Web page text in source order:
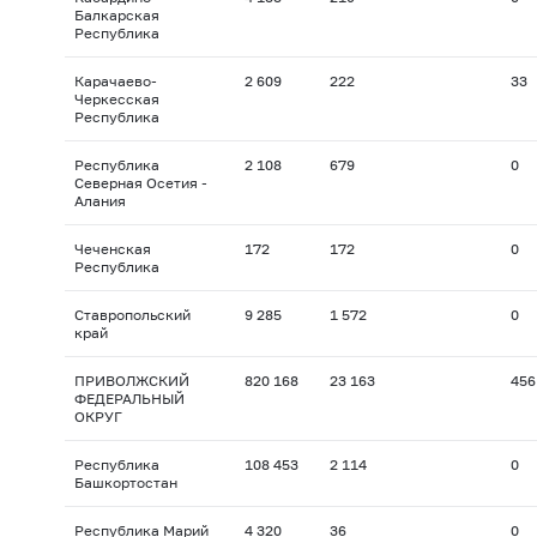
Балкарская
Республика
Карачаево-
Черкесская
Республика
2 609 222 33
Республика
Северная Осетия -
Алания
2 108 679 0
Чеченская
Республика
172 172 0
Ставропольский
край
9 285 1 572 0
ПРИВОЛЖСКИЙ
ФЕДЕРАЛЬНЫЙ
ОКРУГ
820 168 23 163 456
Республика
Башкортостан
108 453 2 114 0
Республика Марий 4 320 36 0